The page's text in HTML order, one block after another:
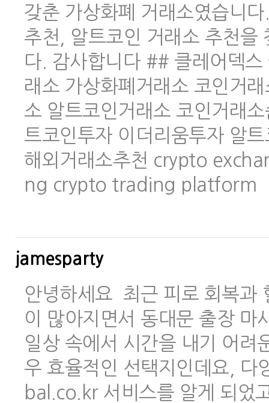
갖춘 가상화폐 거래소였습니
추천, 알트코인 거래소 추천을
다. 감사합니다 ## 클레어덱
래소 가상화폐거래소 코인거
소 알트코인거래소 코인거래
트코인투자 이더리움투자 알
해외거래소추천 crypto
ng crypto trading platform
jamesparty
안녕하세요 최근 피로 회복과
이 많아지면서 동대문 출장 마
일상 속에서 시간을 내기 어려
우 효율적인 선택지인데요,
bal.co.kr 서비스를 알게 되었